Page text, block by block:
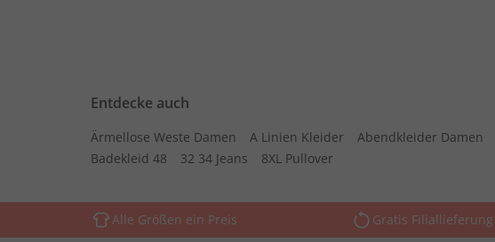
Entdecke auch
Ärmellose Weste Damen A Linien Kleider Abendkleider Damen
Badekleid 48
32 34 Jeans 8XL Pullover
Alle Größen ein Preis Gratis Filiallieferung